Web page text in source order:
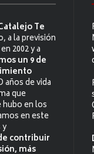
Te
a la previsión
2002 y a
un 9 de
años de vida
que
en los
en este
y
contribuir
más